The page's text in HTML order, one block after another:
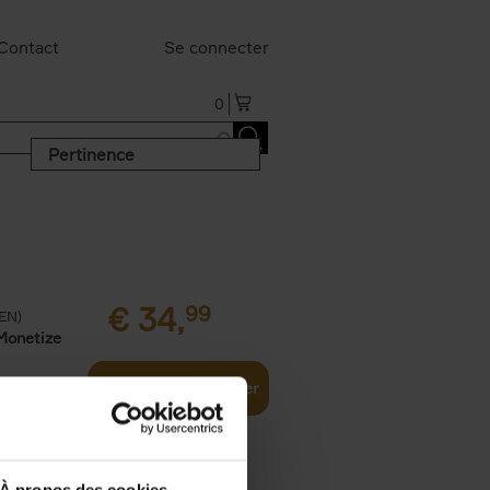
Se connecter
0
Pertinence
€ 34,99
Ajouter au panier